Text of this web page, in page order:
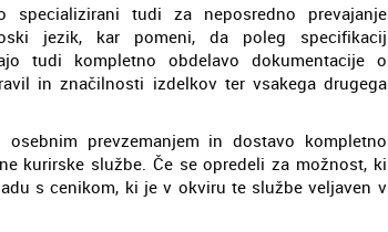
tudi za neposredno prevajanje
jezik, kar pomeni, da poleg specifikacij
tudi kompletno obdelavo dokumentacije o
in značilnosti izdelkov ter vsakega drugega
prevzemanjem in dostavo kompletno
kurirske službe. Če se opredeli za možnost, ki
s cenikom, ki je v okviru te službe veljaven v